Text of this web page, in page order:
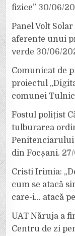
fizice” 30/06/
Panel Volt
aferente unui
verde 30/06/
Comunicat de
proiectul
comunei
Fostul polițist
tulburarea
Penitenciarului
din Focșani.
Cristi Irimia:
cum se atacă
care-i… atacă
UAT Năruja a
Centru de zi